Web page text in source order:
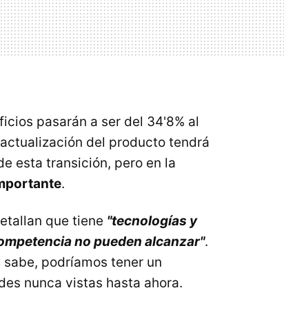
pasarán a ser del 34'8% al
del producto tendrá
esta transición, pero en la
.
que tiene "tecnologías y
no pueden alcanzar".
podríamos tener un
nunca vistas hasta ahora.